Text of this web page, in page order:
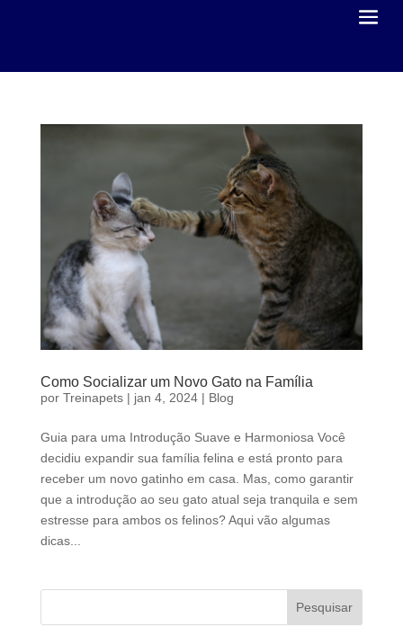
Como Socializar um Novo Gato na Família
por Treinapets| jan 4, 2024| Blog
Guia para uma Introdução Suave e Harmoniosa Você
decidiu expandir sua família felina e está pronto para
receber um novo gatinho em casa. Mas, como garantir
que a introdução ao seu gato atual seja tranquila e sem
estresse para ambos os felinos? Aqui vão algumas
dicas...
Pesquisar